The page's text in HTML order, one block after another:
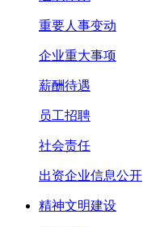
重要人事变动
企业重大事项
薪酬待遇
员工招聘
社会责任
出资企业信息公开
精神文明建设